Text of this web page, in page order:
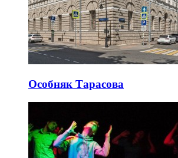
Особняк Тарасова